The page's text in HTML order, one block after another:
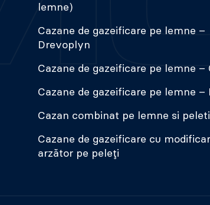
lemne)
Cazane de gazeificare pe lemne –
Drevoplyn
Cazane de gazeificare pe lemne –
Cazane de gazeificare pe lemne –
Cazan combinat pe lemne si peleti
Cazane de gazeificare cu
arzător pe peleți